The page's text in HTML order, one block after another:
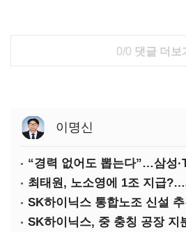
0/0 댓글 더보
이명신
최태원, 노소영에 1조 지급